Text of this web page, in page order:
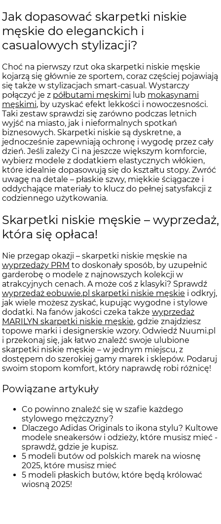
Jak dopasować skarpetki niskie
męskie do eleganckich i
casualowych stylizacji?
Choć na pierwszy rzut oka skarpetki niskie męskie
kojarzą się głównie ze sportem, coraz częściej pojawiają
się także w stylizacjach smart-casual. Wystarczy
połączyć je z półbutami męskimi lub mokasynami
męskimi, by uzyskać efekt lekkości i nowoczesności.
Taki zestaw sprawdzi się zarówno podczas letnich
wyjść na miasto, jak i nieformalnych spotkań
biznesowych. Skarpetki niskie są dyskretne, a
jednocześnie zapewniają ochronę i wygodę przez cały
dzień. Jeśli zależy Ci na jeszcze większym komforcie,
wybierz modele z dodatkiem elastycznych włókien,
które idealnie dopasowują się do kształtu stopy. Zwróć
uwagę na detale – płaskie szwy, miękkie ściągacze i
oddychające materiały to klucz do pełnej satysfakcji z
codziennego użytkowania.
Skarpetki niskie męskie – wyprzedaż,
która się opłaca!
Nie przegap okazji – skarpetki niskie męskie na
wyprzedaży PRM to doskonały sposób, by uzupełnić
garderobę o modele z najnowszych kolekcji w
atrakcyjnych cenach. A może coś z klasyki? Sprawdź
wyprzedaż eobuwie.pl skarpetki niskie męskie i odkryj,
jak wiele możesz zyskać, kupując wygodne i stylowe
dodatki. Na fanów jakości czeka także wyprzedaż
MARILYN skarpetki niskie męskie, gdzie znajdziesz
topowe marki i designerskie wzory. Odwiedź Nuumi.pl
i przekonaj się, jak łatwo znaleźć swoje ulubione
skarpetki niskie męskie – w jednym miejscu, z
dostępem do szerokiej gamy marek i sklepów. Podaruj
swoim stopom komfort, który naprawdę robi różnicę!
Powiązane artykuły
Co powinno znaleźć się w szafie każdego
stylowego mężczyzny?
Dlaczego Adidas Originals to ikona stylu? Kultowe
modele sneakersów i odzieży, które musisz mieć -
sprawdź, gdzie je kupisz.
5 modeli butów od polskich marek na wiosnę
2025, które musisz mieć
5 modeli płaskich butów, które będą królować
wiosną 2025!